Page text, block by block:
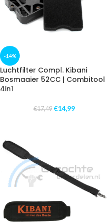
-14%
Luchtfilter Compl. Kibani
Bosmaaier 52CC | Combitool
4in1
€17,49 €14,99